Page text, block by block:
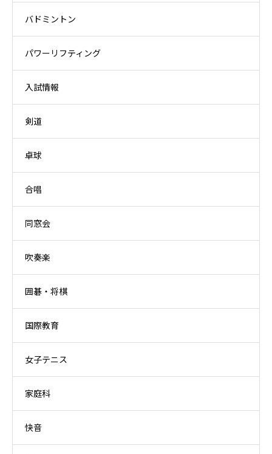
バドミントン
パワーリフティング
入試情報
剣道
卓球
合唱
同窓会
吹奏楽
囲碁・将棋
国際教育
女子テニス
家庭科
快音